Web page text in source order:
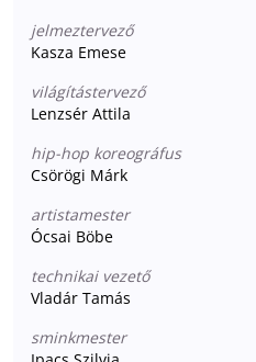
jelmeztervező
Kasza Emese
világítástervező
Lenzsér Attila
hip-hop koreográfus
Csörögi Márk
artistamester
Ócsai Böbe
technikai vezető
Vladár Tamás
sminkmester